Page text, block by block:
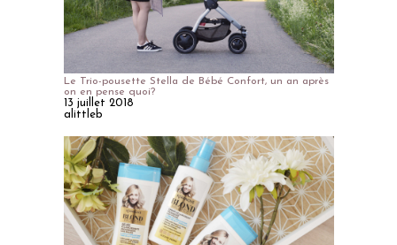
Le Trio-pousette Stella de Bébé Confort, un an après
on en pense quoi?
13 juillet 2018
alittleb